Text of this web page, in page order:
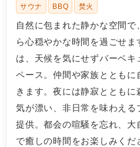
サウナ BBQ 焚火
自然に包まれた静かな空間
ら心穏やかな時間を過ごせ
は、天候を気にせずバーベキ
ペース。仲間や家族ととも
きます。夜には静寂ととも
気が漂い、非日常を味わえる
提供。都会の喧騒を忘れ、大
で癒しの時間をお楽しみくだ